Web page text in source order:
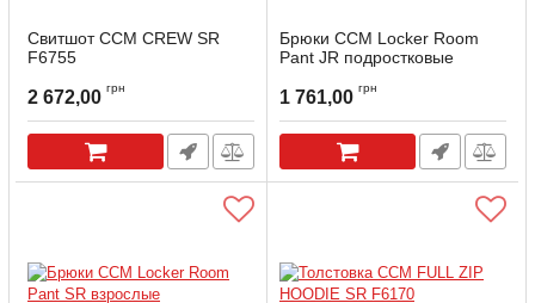
Свитшот ССМ CREW SR
F6755
2 672,00 грн
Брюки CCM Locker Room
Pant JR подростковые
1 761,00 грн